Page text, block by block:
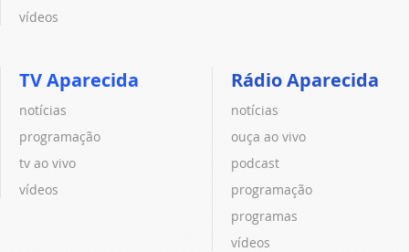
vídeos
TV Aparecida
notícias
programação
tv ao vivo
vídeos
Rádio Aparecida
notícias
ouça ao vivo
podcast
programação
programas
vídeos